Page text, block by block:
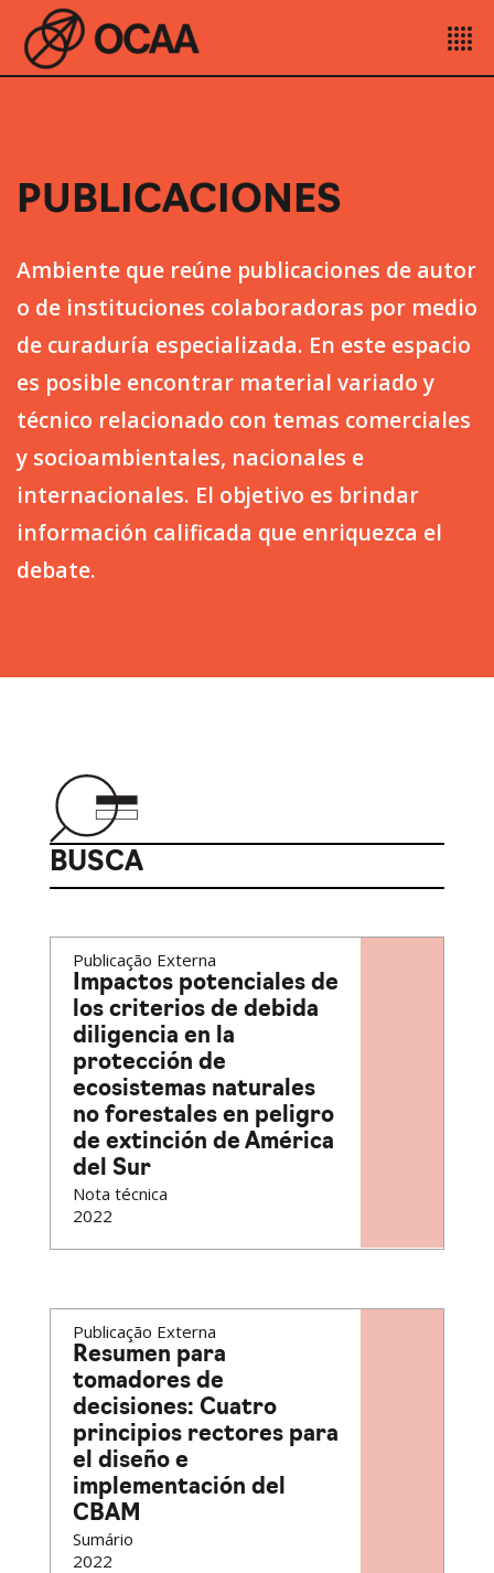
PUBLICACIONES
Ambiente que reúne publicaciones de autor
o de instituciones colaboradoras por medio
de curaduría especializada. En este espacio
es posible encontrar material variado y
técnico relacionado con temas comerciales
y socioambientales, nacionales e
internacionales. El objetivo es brindar
información calificada que enriquezca el
debate.
BUSCA
Publicação Externa
Impactos potenciales de
los criterios de debida
diligencia en la
protección de
ecosistemas naturales
no forestales en peligro
de extinción de América
del Sur
Nota técnica
2022
Publicação Externa
Resumen para
tomadores de
decisiones: Cuatro
principios rectores para
el diseño e
implementación del
CBAM
Sumário
2022